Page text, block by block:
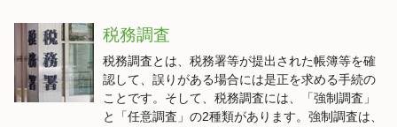
税務調査
税務調査とは、税務署等が提出された帳簿等を確
認して、誤りがある場合には是正を求める手続の
ことです。そして、税務調査には、「強制調査」
と「任意調査」の2種類があります。強制調査は、